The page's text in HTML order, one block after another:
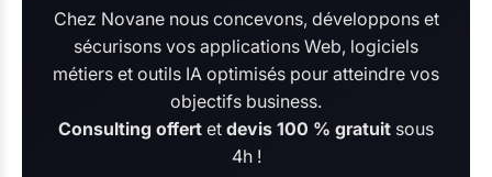
Chez Novane nous concevons, développons et
sécurisons vos applications Web, logiciels
métiers et outils IA optimisés pour atteindre vos
objectifs business.
Consulting offert et devis 100 % gratuit sous
4h !